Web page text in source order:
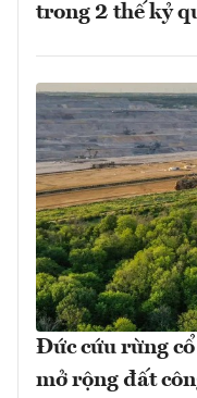
trong 2 thế kỷ
Đức cứu rừng
mở rộng đất